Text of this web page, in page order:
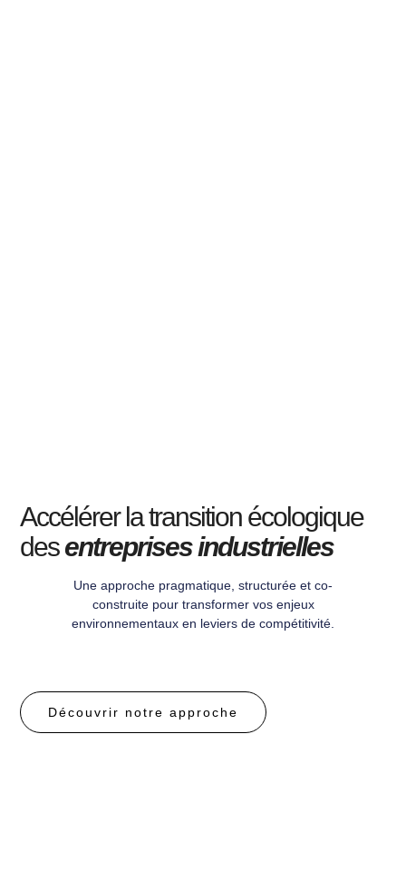
Accélérer la transition écologique
desentreprises industrielles
Une approche pragmatique, structurée et co-
construite pour transformer vos enjeux
environnementaux en leviers de compétitivité.
Découvrir notre approche